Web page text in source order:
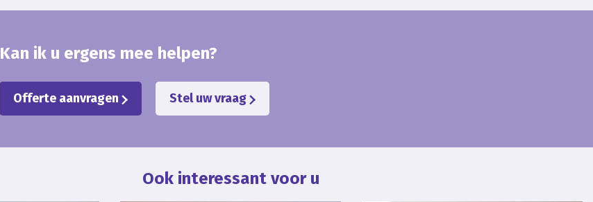
Kan ik u ergens mee helpen?
Offerte aanvragen Stel uw vraag
Ook interessant voor u